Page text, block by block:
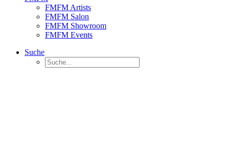
FMFM Artists
FMFM Salon
FMFM Showroom
FMFM Events
Suche